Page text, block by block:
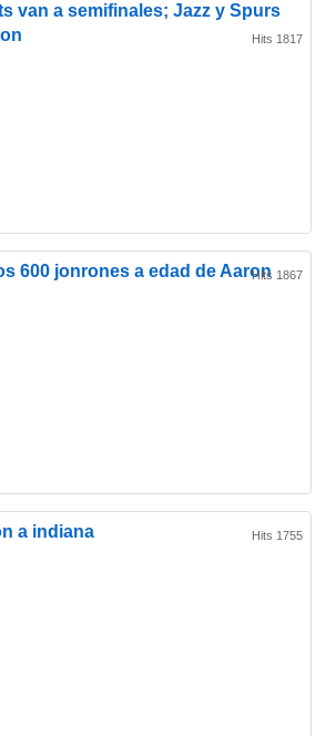
van a semifinales; Jazz y Spurs
Hits 1817
600 jonrones a edad de AaronHits 1867
a indiana Hits 1755